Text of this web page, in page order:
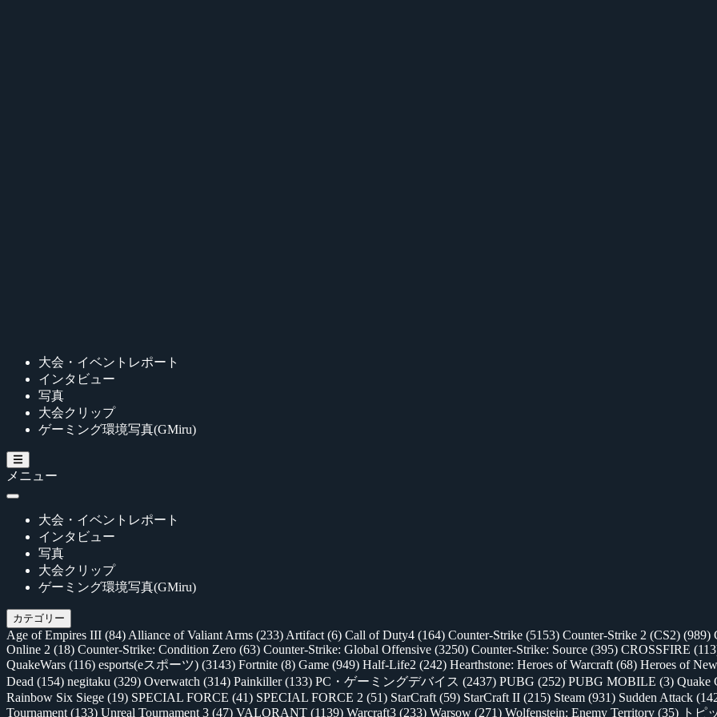
大会・イベントレポート
インタビュー
写真
大会クリップ
ゲーミング環境写真(GMiru)
メニュー
大会・イベントレポート
インタビュー
写真
大会クリップ
ゲーミング環境写真(GMiru)
カテゴリー
Age of Empires III (84) Alliance of Valiant Arms (233) Artifact (6) Call of Duty4 (164) Counter-Strike (5153) Counter-Strike 2 (CS2) (989)
Online 2 (18) Counter-Strike: Condition Zero (63) Counter-Strike: Global Offensive (3250) Counter-Strike: Source (395) CROSSFIRE
QuakeWars (116) esports(eスポーツ) (3143) Fortnite (8) Game (949) Half-Life2 (242) Hearthstone: Heroes of Warcraft (68) Heroes of
Dead (154) negitaku (329) Overwatch (314) Painkiller(133) PC・ゲーミングデバイス (2437) PUBG (252) PUBG MOBILE (3) Quake
Rainbow Six Siege (19) SPECIAL FORCE (41) SPECIAL FORCE 2 (51) StarCraft (59) StarCraft II (215) Steam (931) Sudden Attack
Tournament (133) Unreal Tournament 3 (47) VALORANT (1139) Warcraft3 (233) Warsow (271) Wolfenstein: Enemy Territory (35) トピ